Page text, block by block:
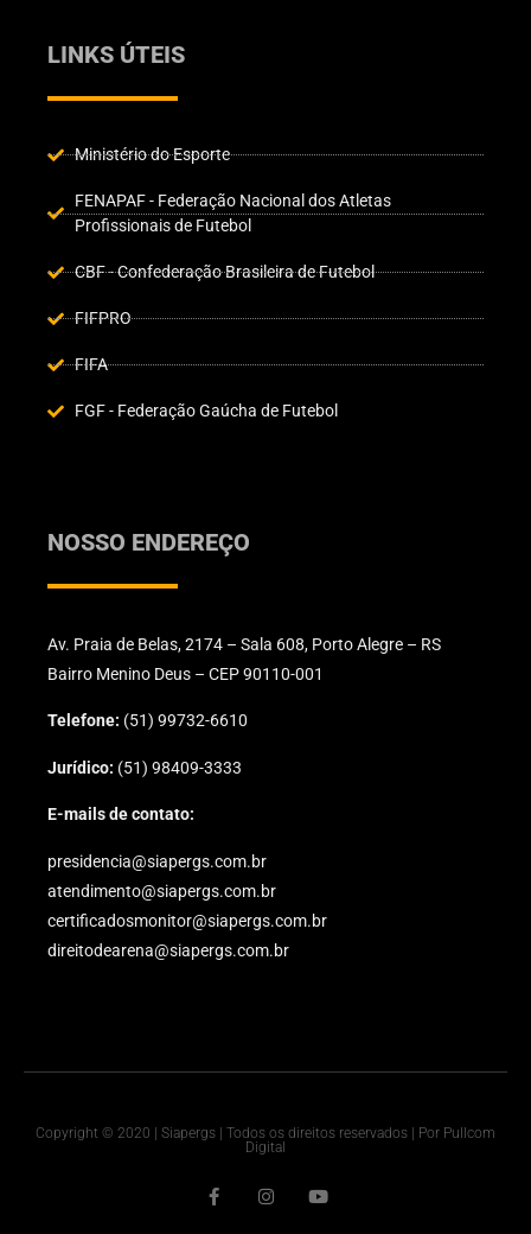
LINKS ÚTEIS
Ministério do Esporte
FENAPAF - Federação Nacional dos Atletas
Profissionais de Futebol
CBF - Confederação Brasileira de Futebol
FIFPRO
FIFA
FGF - Federação Gaúcha de Futebol
NOSSO ENDEREÇO
Av. Praia de Belas, 2174 – Sala 608, Porto Alegre – RS
Bairro Menino Deus – CEP 90110-001
Telefone: (51) 99732-6610
Jurídico: (51) 98409-3333
E-mails de contato:
presidencia@siapergs.com.br
atendimento@siapergs.com.br
certificadosmonitor@siapergs.com.br
direitodearena@siapergs.com.br
Copyright © 2020 | Siapergs | Todos os direitos reservados | Por Pullcom
Digital